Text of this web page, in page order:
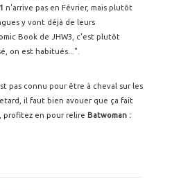
n'arrive pas en Février, mais plutôt
y vont déjà de leurs
Book de JHW3, c'est plutôt
on est habitués...".
pas connu pour être à cheval sur les
il faut bien avouer que ça fait
profitez en pour relire Batwoman :